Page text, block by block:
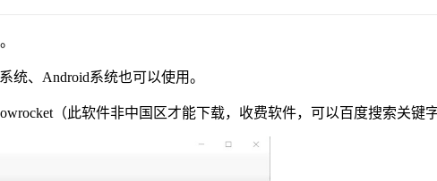
统、Android系统也可以使用。
（此软件非中国区才能下载，收费软件，可以百度搜索关键